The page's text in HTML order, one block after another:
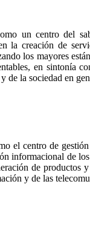
un centro del
la creación de
los mayores
en sintonía
de la sociedad en
el centro de
informacional de
de productos
y de las